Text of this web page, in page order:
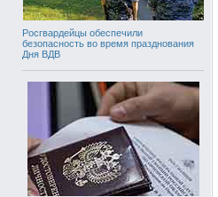
Росгвардейцы обеспечили
безопасность во время празднования
Дня ВДВ